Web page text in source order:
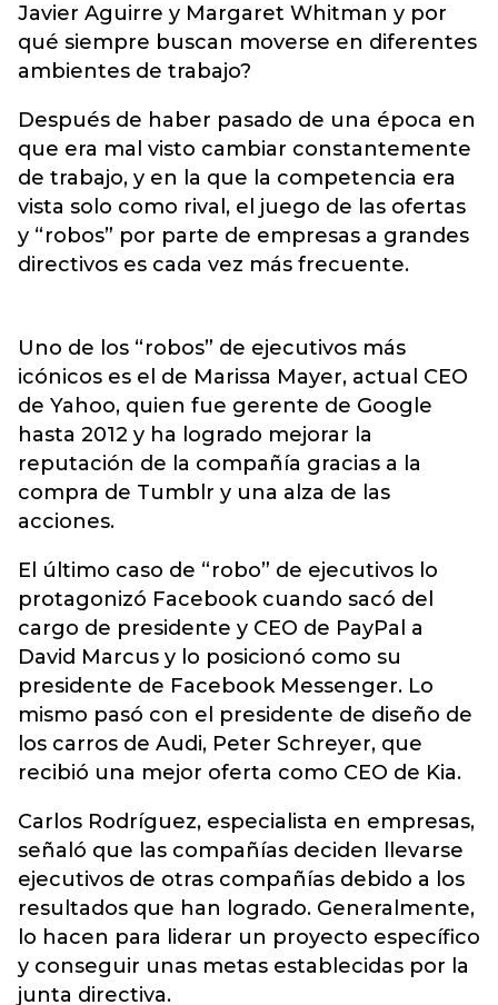
Javier Aguirre y Margaret Whitman y por
qué siempre buscan moverse en diferentes
ambientes de trabajo?
Después de haber pasado de una época en
que era mal visto cambiar constantemente
de trabajo, y en la que la competencia era
vista solo como rival, el juego de las ofertas
y “robos” por parte de empresas a grandes
directivos es cada vez más frecuente.
Uno de los “robos” de ejecutivos más
icónicos es el de Marissa Mayer, actual CEO
de Yahoo, quien fue gerente de Google
hasta 2012 y ha logrado mejorar la
reputación de la compañía gracias a la
compra de Tumblr y una alza de las
acciones.
El último caso de “robo” de ejecutivos lo
protagonizó Facebook cuando sacó del
cargo de presidente y CEO de PayPal a
David Marcus y lo posicionó como su
presidente de Facebook Messenger. Lo
mismo pasó con el presidente de diseño de
los carros de Audi, Peter Schreyer, que
recibió una mejor oferta como CEO de Kia.
Carlos Rodríguez, especialista en empresas,
señaló que las compañías deciden llevarse
ejecutivos de otras compañías debido a los
resultados que han logrado. Generalmente,
lo hacen para liderar un proyecto específico
y conseguir unas metas establecidas por la
junta directiva.